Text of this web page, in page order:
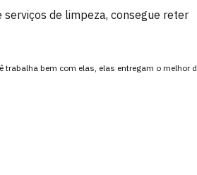
de limpeza, consegue reter
trabalha bem com elas, elas entregam o melhor